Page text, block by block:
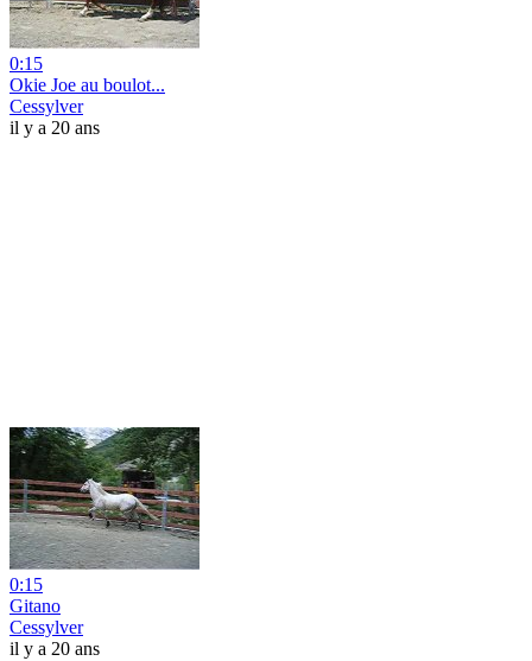
0:15
Okie Joe au boulot...
Cessylver
il y a 20 ans
0:15
Gitano
Cessylver
il y a 20 ans